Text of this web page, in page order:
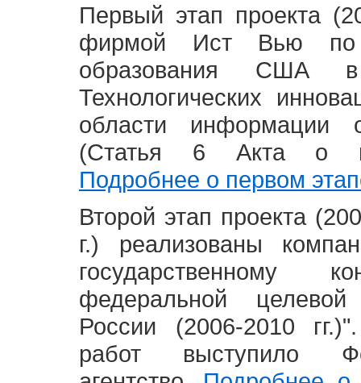
Первый этап проекта
фирмой Ист Вью по
образования США
Технологических
области информации
(Статья 6 Акта о
Подробнее о первом
Второй этап проекта
г.) реализованы
государственному
федеральной
России (2006-2010
работ выступило